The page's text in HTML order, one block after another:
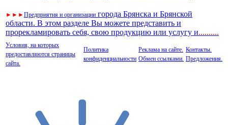
► ► ►Предприятия и организации города Брянска и Брянской
области. В этом разделе Вы можете представить и
прорекламировать себя, свою продукцию или услугу и..........
Условия, на которых
предоставляются страницы
сайта.
Политика
конфиденциальности
Реклама на сайте.
Обмен ссылками.
Контакты.
Предложения.